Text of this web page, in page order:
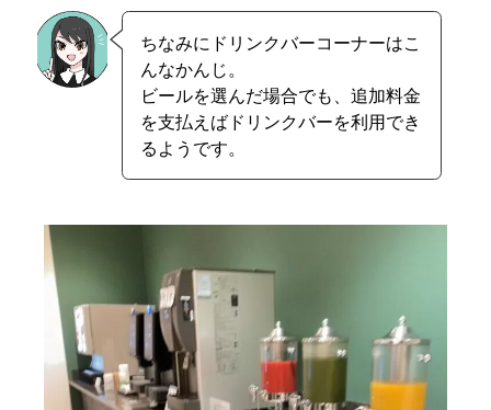
ちなみにドリンクバーコーナーはこ
んなかんじ。
ビールを選んだ場合でも、追加料金
を支払えばドリンクバーを利用でき
るようです。